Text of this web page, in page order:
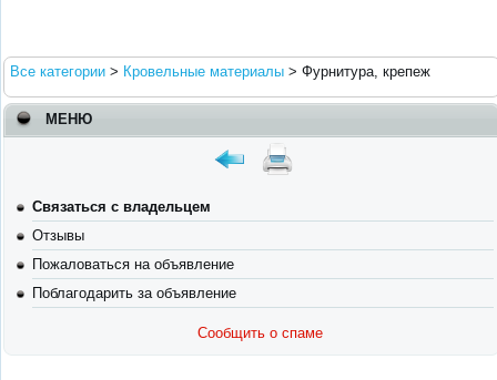
Все категории > Кровельные материалы > Фурнитура, крепеж
МЕНЮ
Связаться с владельцем
Отзывы
Пожаловаться на объявление
Поблагодарить за объявление
Сообщить о спаме